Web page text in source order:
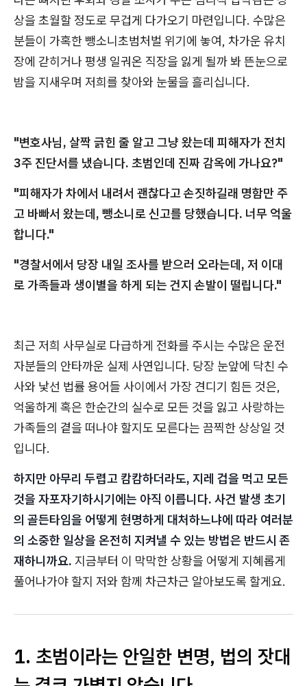
상을 초월할 정도로 무겁게 다가오기 마련입니다. 수많은
분들이 가혹한 뺑소니초범처벌 위기에 놓여, 차가운 유치
장에 갇히거나 평생 일궈온 직장을 잃게 될까 봐 뜬눈으로
밤을 지새우며 저희를 찾아와 눈물을 흘리십니다.
"변호사님, 살짝 긁힌 줄 알고 그냥 왔는데 피해자가 전치
3주 진단서를 냈습니다. 초범인데 진짜 감옥에 가나요?"
"피해자가 차에서 내려서 괜찮다고 손짓하길래 명함만 주
고 바빠서 왔는데, 뺑소니로 신고를 당했습니다. 너무 억울
합니다."
"경찰서에서 당장 내일 조사를 받으러 오라는데, 저 이대
로 가족들과 생이별을 하게 되는 건지 손발이 떨립니다."
최근 저희 사무실로 다급하게 전화를 주시는 수많은 운전
자분들의 안타까운 실제 사연입니다. 당장 눈앞에 닥친 수
사와 낯선 법률 용어들 사이에서 가장 견디기 힘든 것은,
억울하게 혹은 한순간의 실수로 모든 것을 잃고 사랑하는
가족들의 곁을 떠나야 할지도 모른다는 끔찍한 상상일 것
입니다.
하지만 아무리 두렵고 캄캄하더라도, 지레 겁을 먹고 모든
것을 자포자기하시기에는 아직 이릅니다. 사건 발생 초기
의 골든타임을 어떻게 현명하게 대처하느냐에 따라 여러분
의 소중한 일상을 온전히 지켜낼 수 있는 방법은 반드시 존
재하니까요. 지금부터 이 막막한 상황을 어떻게 지혜롭게
풀어나가야 할지 저와 함께 차근차근 알아보도록 할게요.
1. 초범이라는 안일한 변명, 법의 잣대